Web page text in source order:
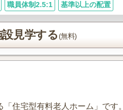
職員体制2.5:1 基準以上の配置
見学する (無料)
住宅型有料老人ホーム」です。